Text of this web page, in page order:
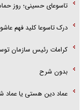
تاسوعای حسینی؛ روز
درک تاسوعا کلید فهم
کرامات رئیس سازمان
بدون شرح
عماد دین هستی یا عماد